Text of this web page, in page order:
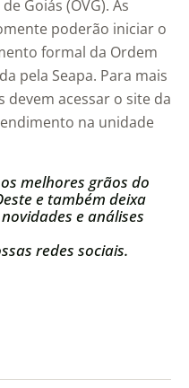
Goiás (OVG). As
poderão iniciar o
formal da Ordem
pela Seapa. Para mais
acessar o site da
na unidade
melhores grãos do
e também deixa
e análises
redes sociais.